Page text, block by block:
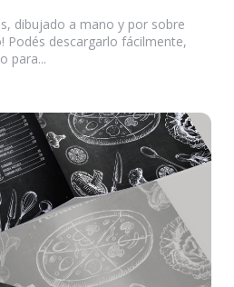
dibujado a mano y por sobre
descargarlo fácilmente,
para...